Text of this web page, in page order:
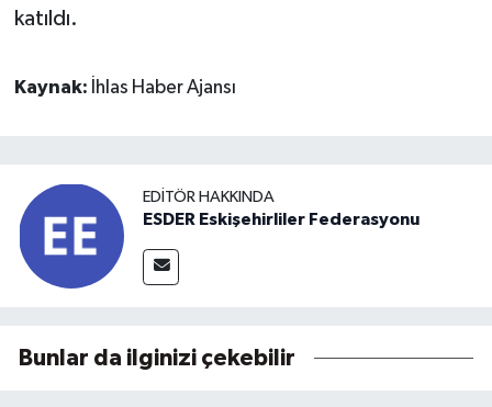
katıldı.
Kaynak: İhlas Haber Ajansı
EDITÖR HAKKINDA
ESDER Eskişehirliler Federasyonu
Bunlar da ilginizi çekebilir